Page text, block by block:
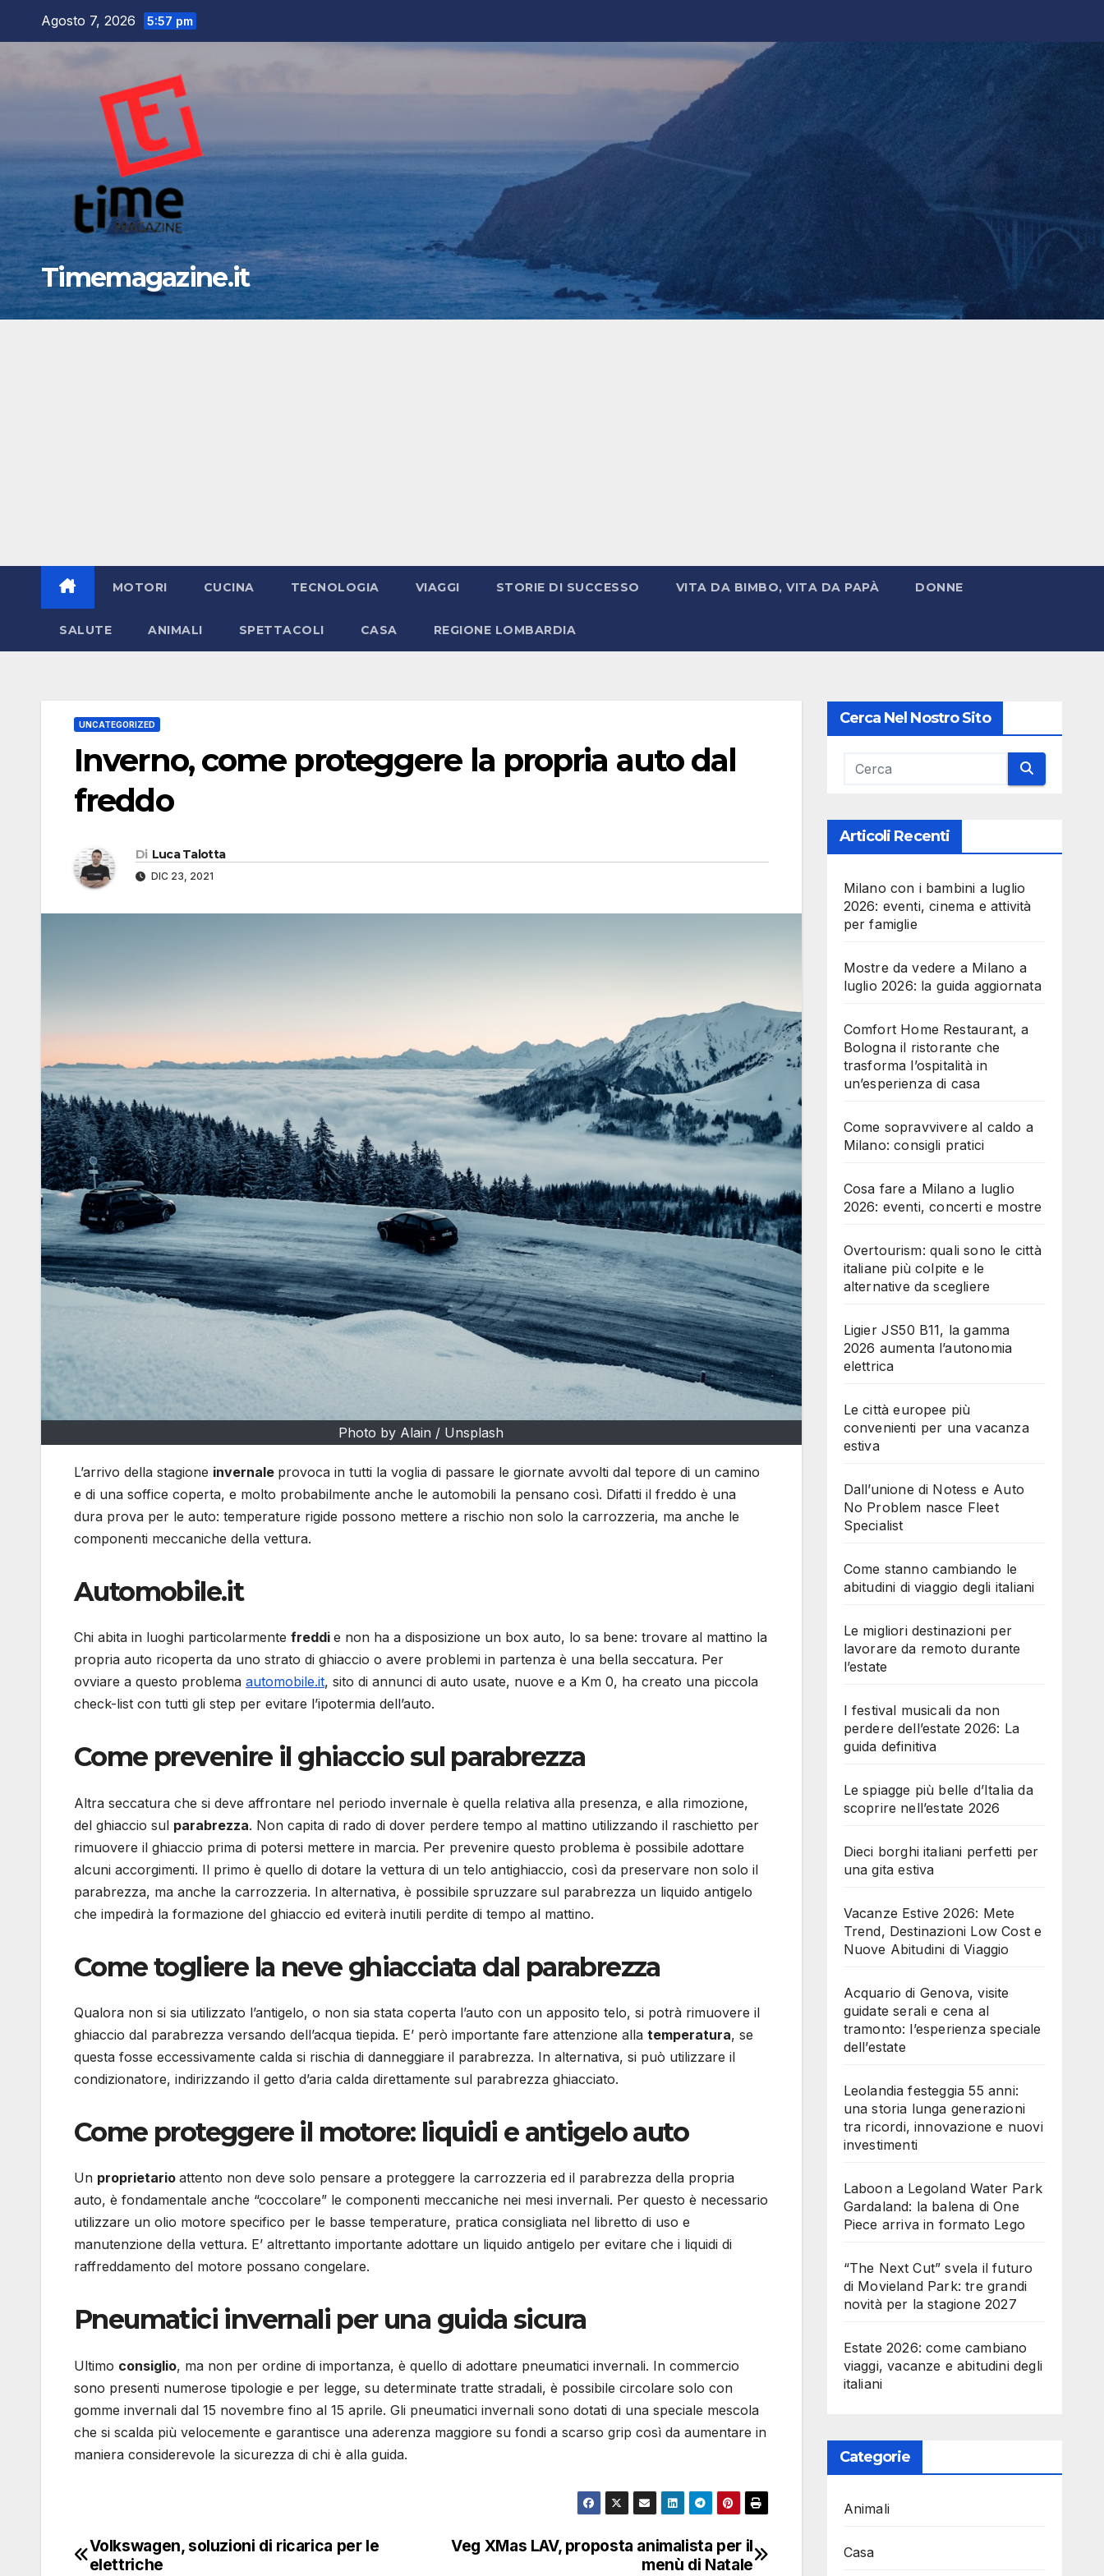
Agosto 7, 2026 5:57 pm
Timemagazine.it
MOTORI CUCINA TECNOLOGIA VIAGGI STORIE DI SUCCESSO VITA DA BIMBO, VITA DA PAPÀ DONNE
SALUTE ANIMALI SPETTACOLI CASA REGIONE LOMBARDIA
UNCATEGORIZED
Inverno, come proteggere la propria auto dal
freddo
Di Luca Talotta
DIC 23, 2021
Photo by Alain / Unsplash
L’arrivo della stagione invernale provoca in tutti la voglia di passare le giornate avvolti dal tepore di un camino
e di una soffice coperta, e molto probabilmente anche le automobili la pensano così. Difatti il freddo è una
dura prova per le auto: temperature rigide possono mettere a rischio non solo la carrozzeria, ma anche le
componenti meccaniche della vettura.
Automobile.it
Chi abita in luoghi particolarmente freddi e non ha a disposizione un box auto, lo sa bene: trovare al mattino la
propria auto ricoperta da uno strato di ghiaccio o avere problemi in partenza è una bella seccatura. Per
ovviare a questo problema automobile.it, sito di annunci di auto usate, nuove e a Km 0, ha creato una piccola
check-list con tutti gli step per evitare l’ipotermia dell’auto.
Come prevenire il ghiaccio sul parabrezza
Altra seccatura che si deve affrontare nel periodo invernale è quella relativa alla presenza, e alla rimozione,
del ghiaccio sul parabrezza. Non capita di rado di dover perdere tempo al mattino utilizzando il raschietto per
rimuovere il ghiaccio prima di potersi mettere in marcia. Per prevenire questo problema è possibile adottare
alcuni accorgimenti. Il primo è quello di dotare la vettura di un telo antighiaccio, così da preservare non solo il
parabrezza, ma anche la carrozzeria. In alternativa, è possibile spruzzare sul parabrezza un liquido antigelo
che impedirà la formazione del ghiaccio ed eviterà inutili perdite di tempo al mattino.
Come togliere la neve ghiacciata dal parabrezza
Qualora non si sia utilizzato l’antigelo, o non sia stata coperta l’auto con un apposito telo, si potrà rimuovere il
ghiaccio dal parabrezza versando dell’acqua tiepida. E’ però importante fare attenzione alla temperatura, se
questa fosse eccessivamente calda si rischia di danneggiare il parabrezza. In alternativa, si può utilizzare il
condizionatore, indirizzando il getto d’aria calda direttamente sul parabrezza ghiacciato.
Come proteggere il motore: liquidi e antigelo auto
Un proprietario attento non deve solo pensare a proteggere la carrozzeria ed il parabrezza della propria
auto, è fondamentale anche “coccolare” le componenti meccaniche nei mesi invernali. Per questo è necessario
utilizzare un olio motore specifico per le basse temperature, pratica consigliata nel libretto di uso e
manutenzione della vettura. E’ altrettanto importante adottare un liquido antigelo per evitare che i liquidi di
raffreddamento del motore possano congelare.
Pneumatici invernali per una guida sicura
Ultimo consiglio, ma non per ordine di importanza, è quello di adottare pneumatici invernali. In commercio
sono presenti numerose tipologie e per legge, su determinate tratte stradali, è possibile circolare solo con
gomme invernali dal 15 novembre fino al 15 aprile. Gli pneumatici invernali sono dotati di una speciale mescola
che si scalda più velocemente e garantisce una aderenza maggiore su fondi a scarso grip così da aumentare in
maniera considerevole la sicurezza di chi è alla guida.
Navigazione
Veg XMas LAV, proposta animalista per il
menù di Natale
Volkswagen, soluzioni di ricarica per le
elettriche
Cerca Nel Nostro Sito
Articoli Recenti
Milano con i bambini a luglio
2026: eventi, cinema e attività
per famiglie
Mostre da vedere a Milano a
luglio 2026: la guida aggiornata
Comfort Home Restaurant, a
Bologna il ristorante che
trasforma l’ospitalità in
un’esperienza di casa
Come sopravvivere al caldo a
Milano: consigli pratici
Cosa fare a Milano a luglio
2026: eventi, concerti e mostre
Overtourism: quali sono le città
italiane più colpite e le
alternative da scegliere
Ligier JS50 B11, la gamma
2026 aumenta l’autonomia
elettrica
Le città europee più
convenienti per una vacanza
estiva
Dall’unione di Notess e Auto
No Problem nasce Fleet
Specialist
Come stanno cambiando le
abitudini di viaggio degli italiani
Le migliori destinazioni per
lavorare da remoto durante
l’estate
I festival musicali da non
perdere dell’estate 2026: La
guida definitiva
Le spiagge più belle d’Italia da
scoprire nell’estate 2026
Dieci borghi italiani perfetti per
una gita estiva
Vacanze Estive 2026: Mete
Trend, Destinazioni Low Cost e
Nuove Abitudini di Viaggio
Acquario di Genova, visite
guidate serali e cena al
tramonto: l’esperienza speciale
dell’estate
Leolandia festeggia 55 anni:
una storia lunga generazioni
tra ricordi, innovazione e nuovi
investimenti
Laboon a Legoland Water Park
Gardaland: la balena di One
Piece arriva in formato Lego
“The Next Cut” svela il futuro
di Movieland Park: tre grandi
novità per la stagione 2027
Estate 2026: come cambiano
viaggi, vacanze e abitudini degli
italiani
Categorie
Animali
Casa